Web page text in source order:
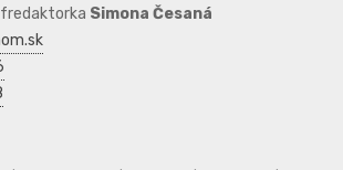
Simona Česaná